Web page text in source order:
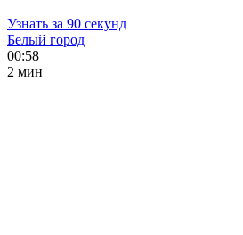
Узнать за 90 секунд
Белый город
00:58
2 мин